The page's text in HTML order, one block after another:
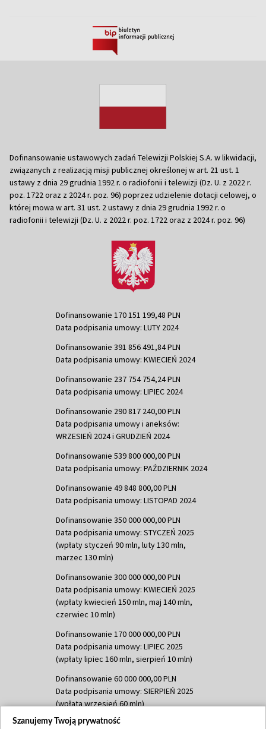
Dofinansowanie ustawowych zadań Telewizji Polskiej S.A. w likwidacji,
związanych z realizacją misji publicznej określonej w art. 21 ust. 1
ustawy z dnia 29 grudnia 1992 r. o radiofonii i telewizji (Dz. U. z 2022 r.
poz. 1722 oraz z 2024 r. poz. 96) poprzez udzielenie dotacji celowej, o
której mowa w art. 31 ust. 2 ustawy z dnia 29 grudnia 1992 r. o
radiofonii i telewizji (Dz. U. z 2022 r. poz. 1722 oraz z 2024 r. poz. 96)
Dofinansowanie 170 151 199,48 PLN
Data podpisania umowy: LUTY 2024
Dofinansowanie 391 856 491,84 PLN
Data podpisania umowy: KWIECIEŃ 2024
Dofinansowanie 237 754 754,24 PLN
Data podpisania umowy: LIPIEC 2024
Dofinansowanie 290 817 240,00 PLN
Data podpisania umowy i aneksów:
WRZESIEŃ 2024 i GRUDZIEŃ 2024
Dofinansowanie 539 800 000,00 PLN
Data podpisania umowy: PAŹDZIERNIK 2024
Dofinansowanie 49 848 800,00 PLN
Data podpisania umowy: LISTOPAD 2024
Dofinansowanie 350 000 000,00 PLN
Data podpisania umowy: STYCZEŃ 2025
(wpłaty styczeń 90 mln, luty 130 mln,
marzec 130 mln)
Dofinansowanie 300 000 000,00 PLN
Data podpisania umowy: KWIECIEŃ 2025
(wpłaty kwiecień 150 mln, maj 140 mln,
czerwiec 10 mln)
Dofinansowanie 170 000 000,00 PLN
Data podpisania umowy: LIPIEC 2025
(wpłaty lipiec 160 mln, sierpień 10 mln)
Dofinansowanie 60 000 000,00 PLN
Data podpisania umowy: SIERPIEŃ 2025
(wpłata wrzesień 60 mln)
Dofinansowanie 635 783 051,21 PLN
Szanujemy Twoją prywatność